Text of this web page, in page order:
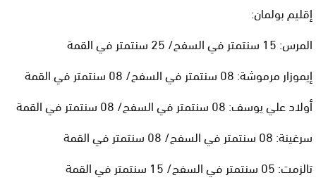
إقليم بولمان:
المرس: 15 سنتمتر في السفح/ 25 سنتمتر في القمة
إيموزار مرموشة: 08 سنتمتر في السفح/ 08 سنتمتر في القمة
أولاد علي يوسف: 08 سنتمتر في السفح/ 08 سنتمتر في القمة
سرغينة: 08 سنتمتر في السفح/ 08 سنتمتر في القمة
تالزمت: 05 سنتمتر في السفح/ 15 سنتمتر في القمة